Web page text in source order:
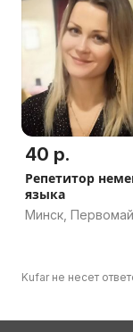
40 р.
Репетитор
языка
Минск,
Kufar не несет